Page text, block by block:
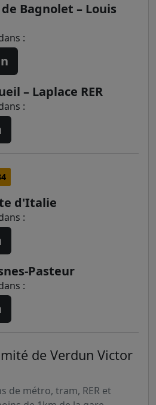
Bagnolet – Louis
:
– Laplace RER
:
d'Italie
:
Pasteur
:
de Verdun Victor
de métro, tram, RER et